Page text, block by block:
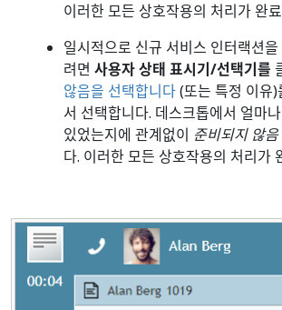
이러한 모든 상호작용의 처리가 완
일시적으로 신규 서비스 인터랙션
려면 사용자 상태 표시기/선택기를
않음을 선택합니다(또는 특정 이유)
서 선택합니다. 데스크톱에서 얼마
있었는지에 관계없이 준비되지 않음
다. 이러한 모든 상호작용의 처리가